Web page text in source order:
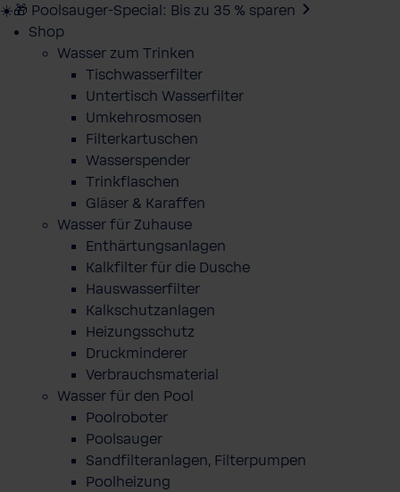
☀️🎁 Poolsauger-Special: Bis zu 35 % sparen
Shop
Wasser zum Trinken
Tischwasserfilter
Untertisch Wasserfilter
Umkehrosmosen
Filterkartuschen
Wasserspender
Trinkflaschen
Gläser & Karaffen
Wasser für Zuhause
Enthärtungsanlagen
Kalkfilter für die Dusche
Hauswasserfilter
Kalkschutzanlagen
Heizungsschutz
Druckminderer
Verbrauchsmaterial
Wasser für den Pool
Poolroboter
Poolsauger
Sandfilteranlagen, Filterpumpen
Poolheizung